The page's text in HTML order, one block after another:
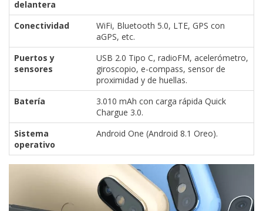
delantera
Conectividad
WiFi, Bluetooth 5.0, LTE, GPS con
aGPS, etc.
Puertos y
sensores
USB 2.0 Tipo C, radioFM, acelerómetro,
giroscopio, e-compass, sensor de
proximidad y de huellas.
Batería
3.010 mAh con carga rápida Quick
Chargue 3.0.
Sistema
operativo
Android One (Android 8.1 Oreo).